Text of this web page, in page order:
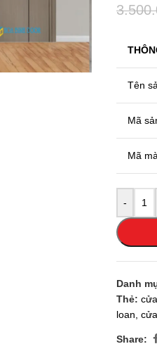
Tên
Mã
Mã
-
Danh
Thẻ:
loan
Share: